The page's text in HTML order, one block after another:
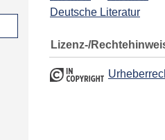
Deutsche Literatur
Lizenz-/